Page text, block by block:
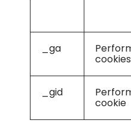
_ga
cookies
_gid
cookie